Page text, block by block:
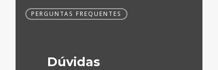
Frequentes
PERGUNTAS FREQUENTES
Dúvidas